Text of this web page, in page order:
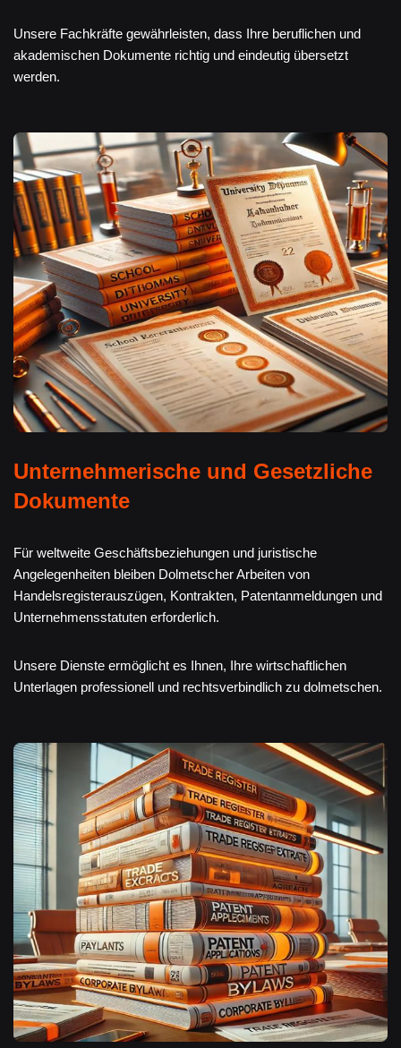
Unsere Fachkräfte gewährleisten, dass Ihre beruflichen und
akademischen Dokumente richtig und eindeutig übersetzt
werden.
Unternehmerische und Gesetzliche
Dokumente
Für weltweite Geschäftsbeziehungen und juristische
Angelegenheiten bleiben Dolmetscher Arbeiten von
Handelsregisterauszügen, Kontrakten, Patentanmeldungen und
Unternehmensstatuten erforderlich.
Unsere Dienste ermöglicht es Ihnen, Ihre wirtschaftlichen
Unterlagen professionell und rechtsverbindlich zu dolmetschen.